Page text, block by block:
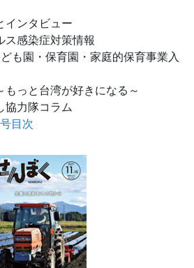
インタビュー
ス感染症対策情報
も園・保育園・家庭的保育事業入
もっと台湾が好きになる～
協力隊コラム
目次